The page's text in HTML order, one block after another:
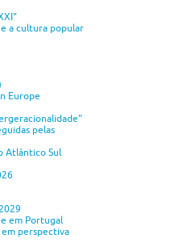
e a cultura popular
Europe
pelas
Atlântico Sul
em Portugal
em perspectiva